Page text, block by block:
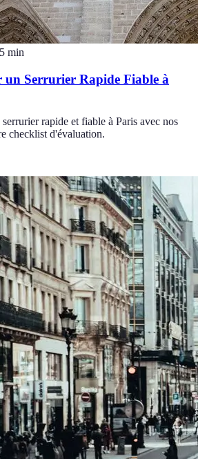
5 min
un Serrurier Rapide Fiable à
rapide et fiable à Paris avec nos
checklist d'évaluation.